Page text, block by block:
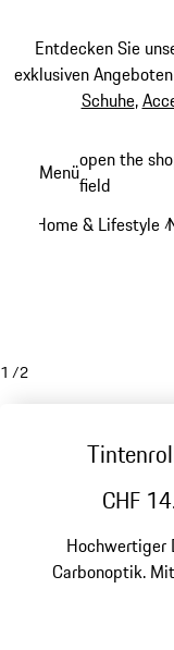
Entdecken Sie
exklusiven
Schuhe,
Hauptinhalt
Menüopen the
field
Home & Lifestyle /
1 /2
CHF
Hochwertiger
Carbonoptik.